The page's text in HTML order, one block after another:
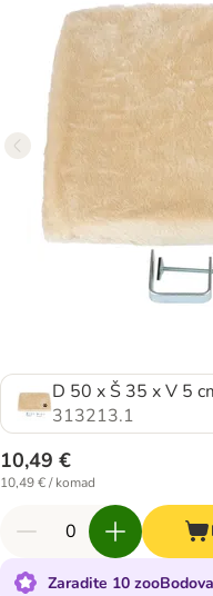
D 50 x Š 35 x V 5
313213.1
10,49 €
10,49 € / komad
Zaradite 10